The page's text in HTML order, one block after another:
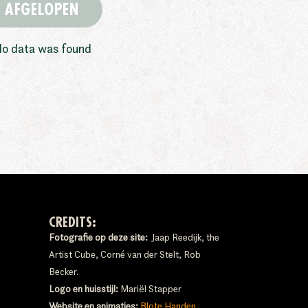
AFGELOPEN
data was found
CREDITS:
Fotografie op deze site: Jaap Reedijk, the
Artist Cube, Corné van der Stelt, Rob
Becker.
Logo en huisstijl: Mariël Stapper